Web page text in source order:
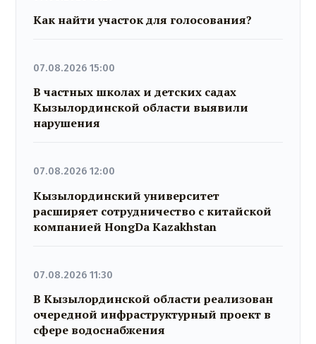
Как найти участок для голосования?
07.08.2026 15:00
В частных школах и детских садах
Кызылординской области выявили
нарушения
07.08.2026 12:00
Кызылординский университет
расширяет сотрудничество с китайской
компанией HongDa Kazakhstan
07.08.2026 11:30
В Кызылординской области реализован
очередной инфраструктурный проект в
сфере водоснабжения